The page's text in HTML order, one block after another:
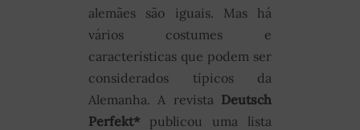
alemães são iguais. Mas há
vários costumes e
características que podem ser
considerados típicos da
Alemanha. A revista Deutsch
Perfekt* publicou uma lista